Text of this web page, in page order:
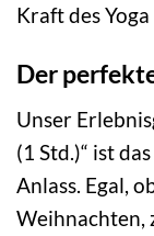
Kraft des
Der
Unser
(1 Std.)“ ist
Anlass. Egal,
Weihnachten,